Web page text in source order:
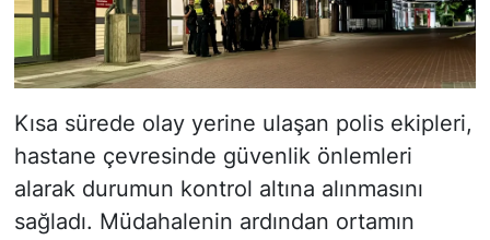
Kısa sürede olay yerine ulaşan polis ekipleri,
hastane çevresinde güvenlik önlemleri
alarak durumun kontrol altına alınmasını
sağladı. Müdahalenin ardından ortamın